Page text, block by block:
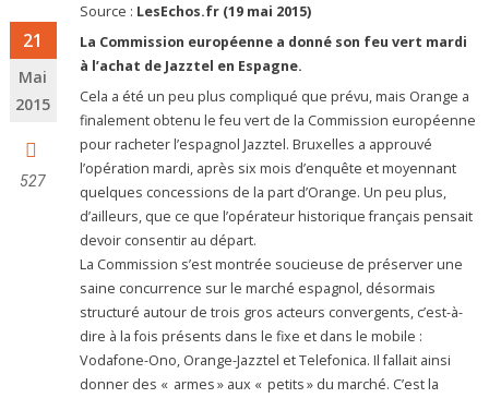
21
Mai
2015
527
Source : LesEchos.fr (19 mai 2015)
La Commission européenne a donné son feu vert mardi
à l’achat de Jazztel en Espagne.
Cela a été un peu plus compliqué que prévu, mais Orange a
finalement obtenu le feu vert de la Commission européenne
pour racheter l’espagnol Jazztel. Bruxelles a approuvé
l’opération mardi, après six mois d’enquête et moyennant
quelques concessions de la part d’Orange. Un peu plus,
d’ailleurs, que ce que l’opérateur historique français pensait
devoir consentir au départ.
La Commission s’est montrée soucieuse de préserver une
saine concurrence sur le marché espagnol, désormais
structuré autour de trois gros acteurs convergents, c’est-à-
dire à la fois présents dans le fixe et dans le mobile :
Vodafone-Ono, Orange-Jazztel et Telefonica. Il fallait ainsi
donner des « armes » aux « petits » du marché. C’est la